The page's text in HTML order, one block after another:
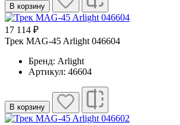
В корзину
17 114 ₽
Трек MAG-45 Arlight 046604
Бренд: Arlight
Артикул: 46604
В корзину